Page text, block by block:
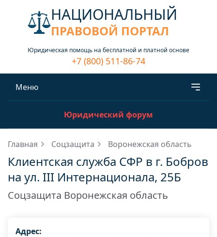
НАЦИОНАЛЬНЫЙ
ПРАВОВОЙ ПОРТАЛ
Юридическая помощь на бесплатной и платной основе
+7 (800) 511-86-74
Меню
Юридический форум
Главная Соцзащита Воронежская область
Клиентская служба СФР в г. Бобров
на ул. III Интернационала, 25Б
Соцзащита Воронежская область
Адрес: